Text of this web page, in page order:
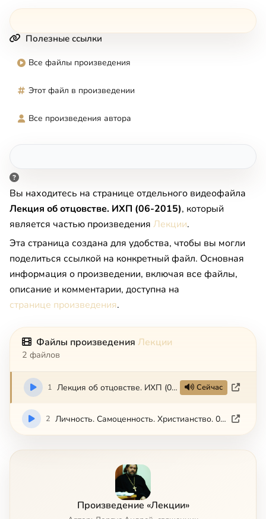
Полезные ссылки
Все файлы произведения
Этот файл в произведении
Все произведения автора
Вы находитесь на странице отдельного видеофайла
Лекция об отцовстве. ИХП (06-2015), который
является частью произведения Лекции.
Эта страница создана для удобства, чтобы вы могли
поделиться ссылкой на конкретный файл. Основная
информация о произведении, включая все файлы,
описание и комментарии, доступна на
странице произведения.
Файлы произведения Лекции
2 файлов
1 Лекция об отцовстве. ИХП (06-2015) Сейчас
2 Личность. Самоценность. Христианство. 06-2015
Произведение «Лекции»